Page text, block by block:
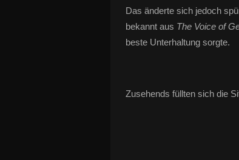
Das änderte sich jedoch
bekannt aus The Voice of
beste Unterhaltung sorgte.
Zusehends füllten sich die